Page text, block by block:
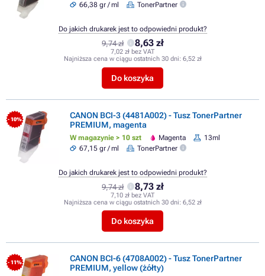
66,38 gr / ml
TonerPartner
9,74 zł 8,63 zł
7,02 zł bez VAT
Najniższa cena w ciągu ostatnich 30 dni: 6,52 zł
Do koszyka
Do jakich drukarek jest to odpowiedni produkt?
- 10%
CANON BCI-3 (4481A002) - Tusz TonerPartner
PREMIUM, magenta
W magazynie > 10 szt Magenta
13ml
67,15 gr / ml
TonerPartner
9,74 zł 8,73 zł
7,10 zł bez VAT
Najniższa cena w ciągu ostatnich 30 dni: 6,52 zł
Do koszyka
Do jakich drukarek jest to odpowiedni produkt?
- 11%
CANON BCI-6 (4708A002) - Tusz TonerPartner
PREMIUM, yellow (żółty)